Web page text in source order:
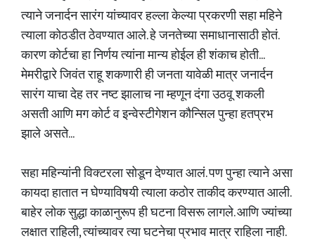
त्याने जनार्दन सारंग यांच्यावर हल्ला केल्या प्रकरणी सहा महिने
त्याला कोठडीत ठेवण्यात आले. हे जनतेच्या समाधानासाठी होतं.
कारण कोर्टचा हा निर्णय त्यांना मान्य होईल ही शंकाच होती...
मेमरीद्वारे जिवंत राहू शकणारी ही जनता यावेळी मात्र जनार्दन
सारंग याचा देह तर नष्ट झालाच ना म्हणून दंगा उठवू शकली
असती आणि मग कोर्ट व इन्वेस्टीगेशन कौन्सिल पुन्हा हतप्रभ
झाले असते...
सहा महिन्यांनी विक्टरला सोडून देण्यात आलं. पण पुन्हा त्याने असा
कायदा हातात न घेण्याविषयी त्याला कठोर ताकीद करण्यात आली.
बाहेर लोक सुद्धा काळानुरूप ही घटना विसरू लागले. आणि ज्यांच्या
लक्षात राहिली, त्यांच्यावर त्या घटनेचा प्रभाव मात्र राहिला नाही.